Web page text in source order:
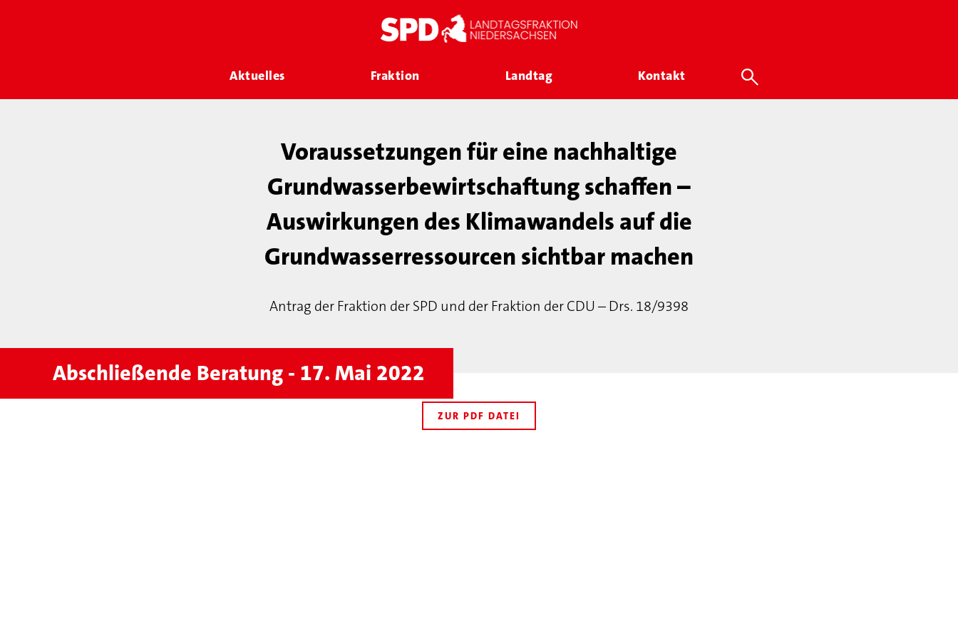
Aktuelles Fraktion Landtag Kontakt
Voraussetzungen für eine nachhaltige
Grundwasserbewirtschaftung schaffen –
Auswirkungen des Klimawandels auf die
Grundwasserressourcen sichtbar machen
Antrag der Fraktion der SPD und der Fraktion der CDU – Drs. 18/9398
Abschließende Beratung - 17. Mai 2022
ZUR PDF DATEI